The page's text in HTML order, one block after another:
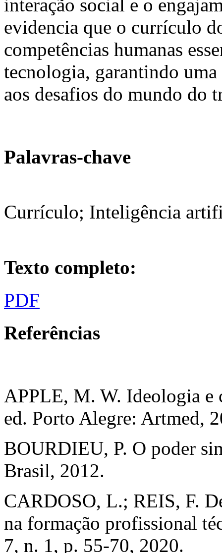
interação social e o
evidencia que o currículo
competências humanas
tecnologia, garantindo
aos desafios do mundo do
Palavras-chave
Currículo; Inteligência
Texto completo:
PDF
Referências
APPLE, M. W. Ideologia e
ed. Porto Alegre: Artmed,
BOURDIEU, P. O poder
Brasil, 2012.
CARDOSO, L.; REIS, F.
na formação profissional
7, n. 1, p. 55-70, 2020.